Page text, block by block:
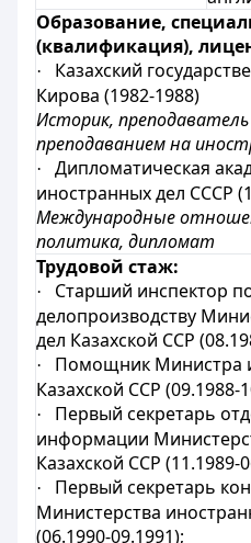
Образование,
(квалификация),
·
Казахский
Кирова (1982-1988)
Историк,
преподаванием на
·
Дипломатическая
иностранных дел СССР
Международные
политика, дипломат
Трудовой стаж:
·
Старший инспектор
делопроизводству
дел Казахской ССР
·
Помощник Министра
Казахской ССР (09.1988-
·
Первый секретарь
информации
Казахской ССР (11.1989-
·
Первый секретарь
Министерства
(06.1990-09.1991);